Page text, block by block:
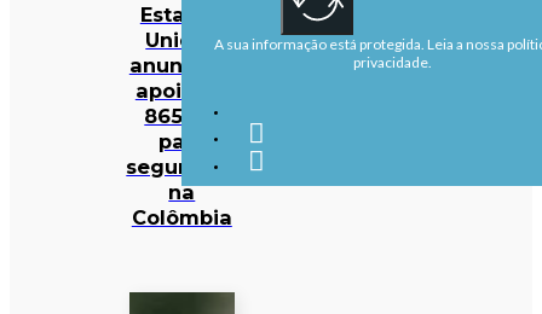
Estados
Unidos
anunciam
apoio de
865 ME
para
segurança
na
Colômbia
A sua informação está protegida. Leia a nossa
privacidade.